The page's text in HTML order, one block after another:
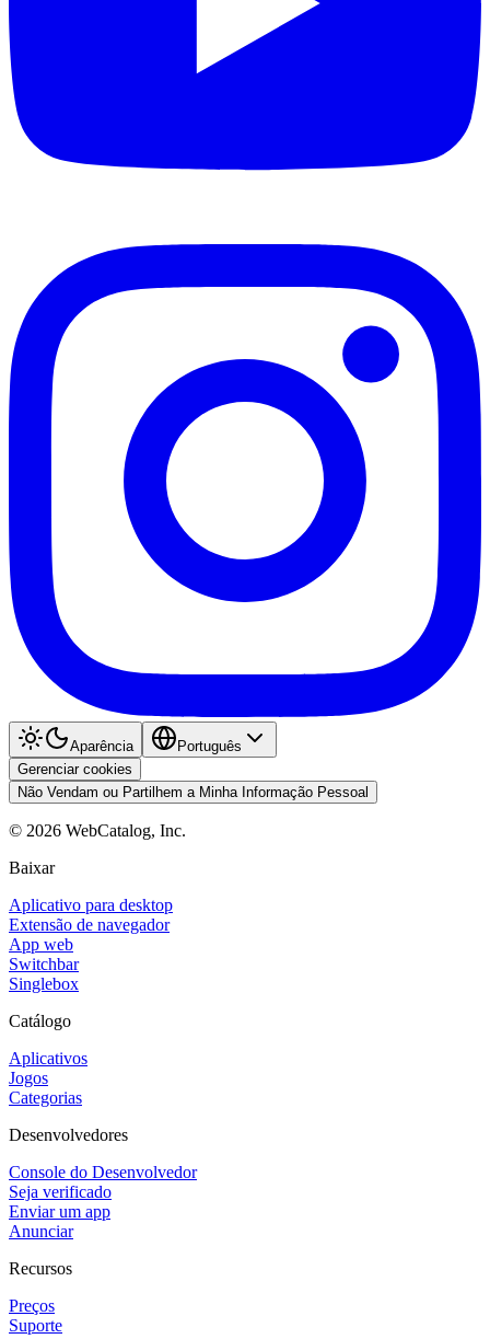
Aparência
Português
Gerenciar cookies
Não Vendam ou Partilhem a Minha Informação Pessoal
© 2026 WebCatalog, Inc.
Baixar
Aplicativo para desktop
Extensão de navegador
App web
Switchbar
Singlebox
Catálogo
Aplicativos
Jogos
Categorias
Desenvolvedores
Console do Desenvolvedor
Seja verificado
Enviar um app
Anunciar
Recursos
Preços
Suporte